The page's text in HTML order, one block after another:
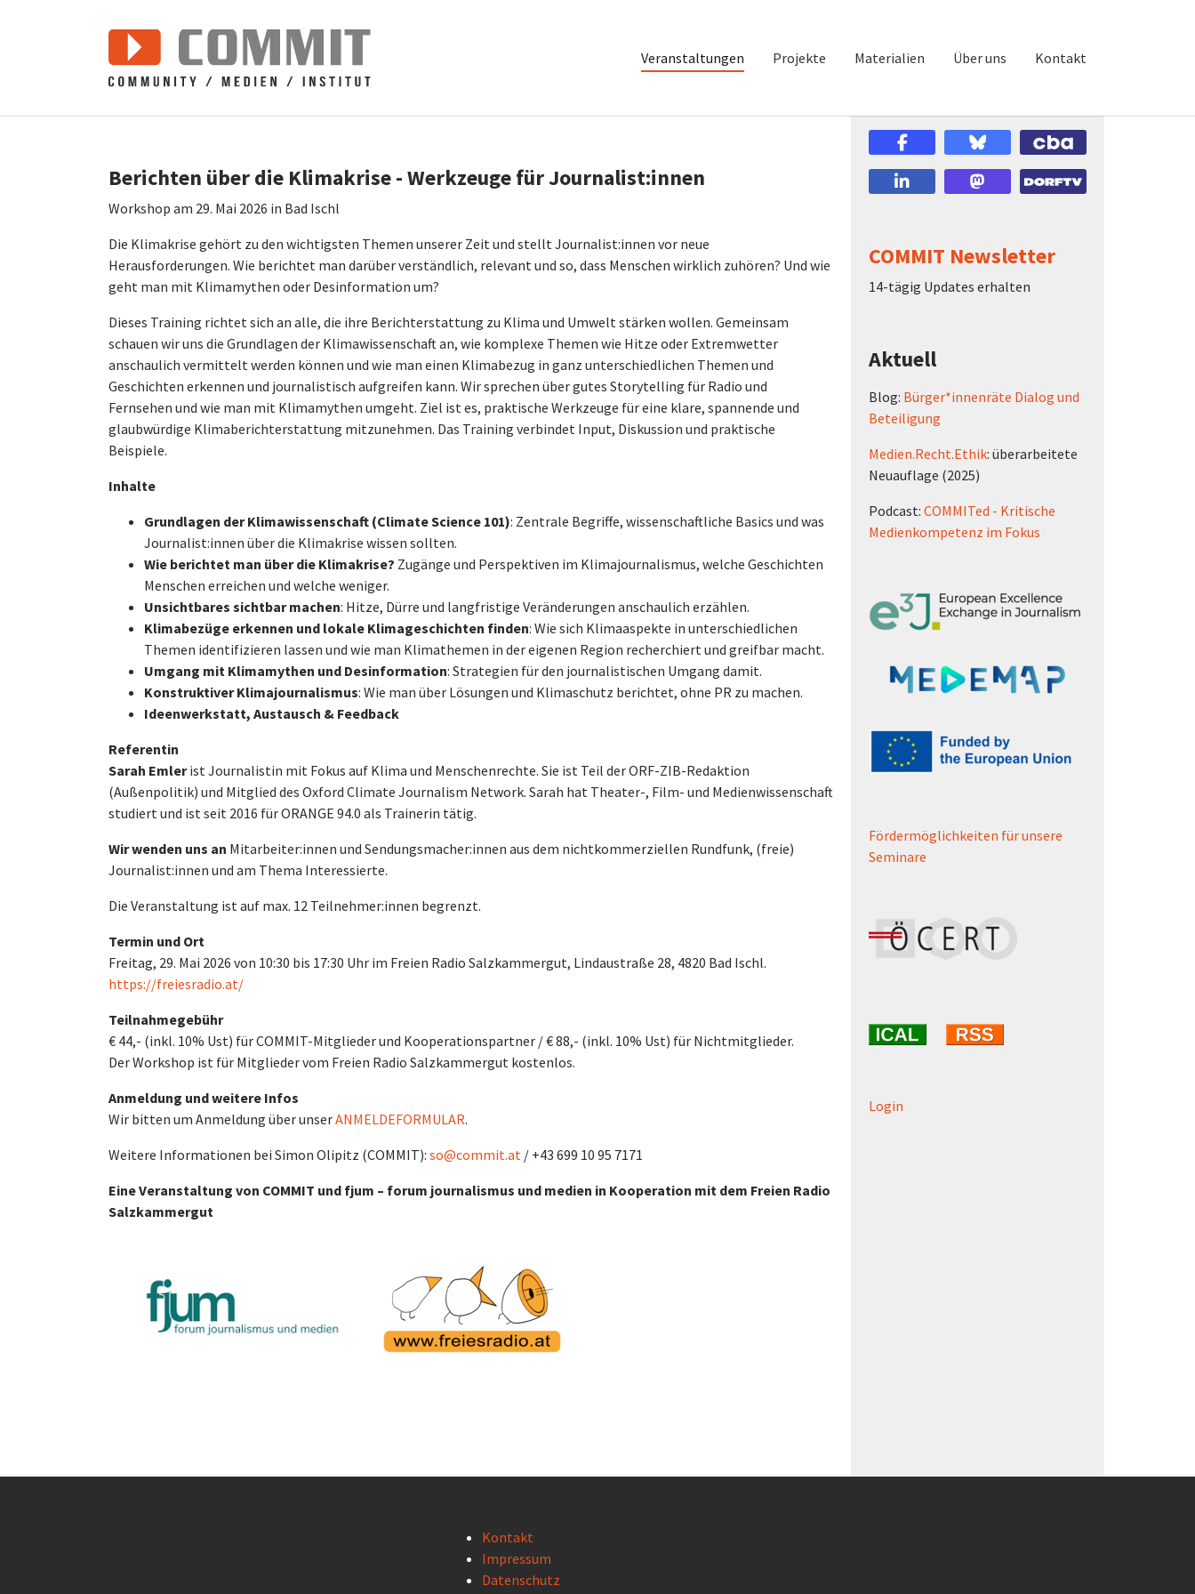
Veranstaltungen Projekte Materialien Über uns Kontakt
Berichten über die Klimakrise - Werkzeuge für Journalist:innen
Workshop am 29. Mai 2026 in Bad Ischl
Die Klimakrise gehört zu den wichtigsten Themen unserer Zeit und stellt Journalist:innen vor neue
Herausforderungen. Wie berichtet man darüber verständlich, relevant und so, dass Menschen wirklich zuhören? Und wie
geht man mit Klimamythen oder Desinformation um?
Dieses Training richtet sich an alle, die ihre Berichterstattung zu Klima und Umwelt stärken wollen. Gemeinsam
schauen wir uns die Grundlagen der Klimawissenschaft an, wie komplexe Themen wie Hitze oder Extremwetter
anschaulich vermittelt werden können und wie man einen Klimabezug in ganz unterschiedlichen Themen und
Geschichten erkennen und journalistisch aufgreifen kann. Wir sprechen über gutes Storytelling für Radio und
Fernsehen und wie man mit Klimamythen umgeht. Ziel ist es, praktische Werkzeuge für eine klare, spannende und
glaubwürdige Klimaberichterstattung mitzunehmen. Das Training verbindet Input, Diskussion und praktische
Beispiele.
Inhalte
Grundlagen der Klimawissenschaft (Climate Science 101): Zentrale Begriffe, wissenschaftliche Basics und was
Journalist:innen über die Klimakrise wissen sollten.
Wie berichtet man über die Klimakrise? Zugänge und Perspektiven im Klimajournalismus, welche Geschichten
Menschen erreichen und welche weniger.
Unsichtbares sichtbar machen: Hitze, Dürre und langfristige Veränderungen anschaulich erzählen.
Klimabezüge erkennen und lokale Klimageschichten finden: Wie sich Klimaaspekte in unterschiedlichen
Themen identifizieren lassen und wie man Klimathemen in der eigenen Region recherchiert und greifbar macht.
Umgang mit Klimamythen und Desinformation: Strategien für den journalistischen Umgang damit.
Konstruktiver Klimajournalismus: Wie man über Lösungen und Klimaschutz berichtet, ohne PR zu machen.
Ideenwerkstatt, Austausch & Feedback
Referentin
Sarah Emlerist Journalistin mit Fokus auf Klima und Menschenrechte. Sie ist Teil der ORF-ZIB-Redaktion
(Außenpolitik) und Mitglied des Oxford Climate Journalism Network. Sarah hat Theater-, Film- und Medienwissenschaft
studiert und ist seit 2016 für ORANGE 94.0 als Trainerin tätig.
Wir wenden uns an Mitarbeiter:innen und Sendungsmacher:innen aus dem nichtkommerziellen Rundfunk, (freie)
Journalist:innen und am Thema Interessierte.
Die Veranstaltung ist auf max. 12 Teilnehmer:innen begrenzt.
Termin und Ort
Freitag, 29. Mai 2026 von 10:30 bis 17:30 Uhr im Freien Radio Salzkammergut, Lindaustraße 28, 4820 Bad Ischl.
https://freiesradio.at/
Teilnahmegebühr
€ 44,- (inkl. 10% Ust) für COMMIT-Mitglieder und Kooperationspartner / € 88,- (inkl. 10% Ust) für Nichtmitglieder.
Der Workshop ist für Mitglieder vom Freien Radio Salzkammergut kostenlos.
Anmeldung und weitere Infos
Wir bitten um Anmeldung über unserANMELDEFORMULAR.
Weitere Informationen bei Simon Olipitz (COMMIT): so@commit.at / +43 699 10 95 7171
Eine Veranstaltung von COMMIT und fjum – forum journalismus und medien in Kooperation mit dem Freien Radio
Salzkammergut
COMMIT Newsletter
14-tägig Updates erhalten
Aktuell
Blog: Bürger*innenräte Dialog und
Beteiligung
Medien.Recht.Ethik: überarbeitete
Neuauflage (2025)
Podcast: COMMITed - Kritische
Medienkompetenz im Fokus
Fördermöglichkeiten für unsere
Seminare
Login
Kontakt
Impressum
Datenschutz